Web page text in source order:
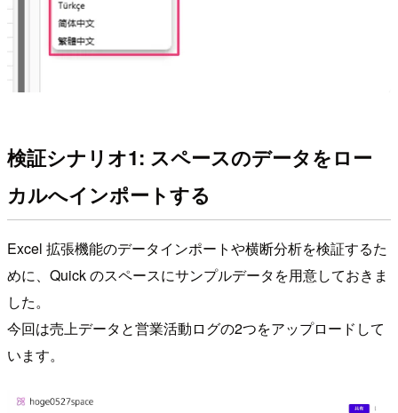
検証シナリオ1: スペースのデータをロー
カルへインポートする
Excel 拡張機能のデータインポートや横断分析を検証するた
めに、Quick のスペースにサンプルデータを用意しておきま
した。
今回は売上データと営業活動ログの2つをアップロードして
います。